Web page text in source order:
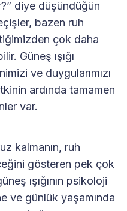
diye düşündüğün
bazen ruh
çok daha
Güneş ışığı
ve duygularımızı
ardında tamamen
var.
kalmanın, ruh
gösteren pek çok
ışığının psikoloji
ve günlük yaşamında